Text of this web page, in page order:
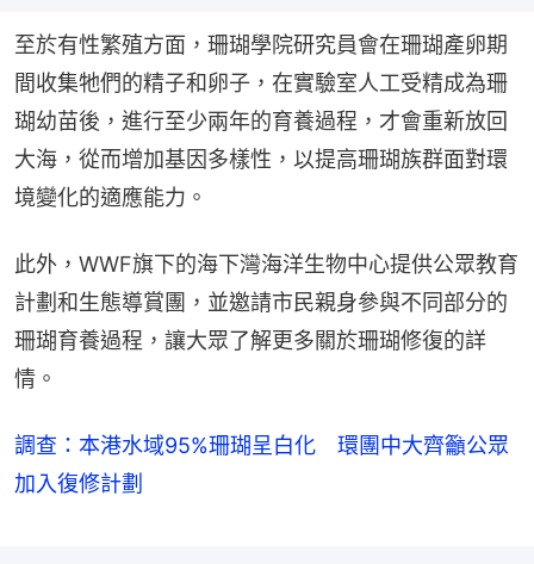
至於有性繁殖方面，珊瑚學院研究員會在珊瑚產卵期
間收集牠們的精子和卵子，在實驗室人工受精成為珊
瑚幼苗後，進行至少兩年的育養過程，才會重新放回
大海，從而增加基因多樣性，以提高珊瑚族群面對環
境變化的適應能力。
此外，WWF旗下的海下灣海洋生物中心提供公眾教育
計劃和生態導賞團，並邀請市民親身參與不同部分的
珊瑚育養過程，讓大眾了解更多關於珊瑚修復的詳
情。
調查：本港水域95%珊瑚呈白化 環團中大齊籲公眾
加入復修計劃